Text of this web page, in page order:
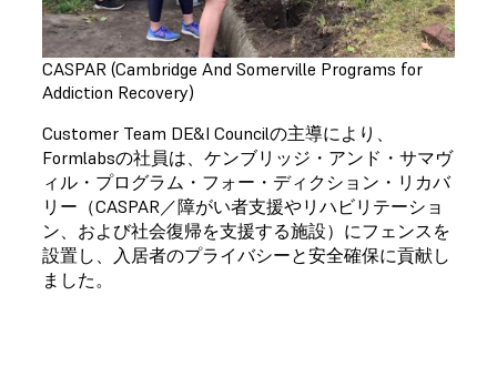
CASPAR (Cambridge And Somerville Programs for
Addiction Recovery)
Customer Team DE&I Councilの主導により、
Formlabsの社員は、ケンブリッジ・アンド・サマヴ
ィル・プログラム・フォー・ディクション・リカバ
リー（CASPAR／障がい者支援やリハビリテーショ
ン、および社会復帰を支援する施設）にフェンスを
設置し、入居者のプライバシーと安全確保に貢献し
ました。